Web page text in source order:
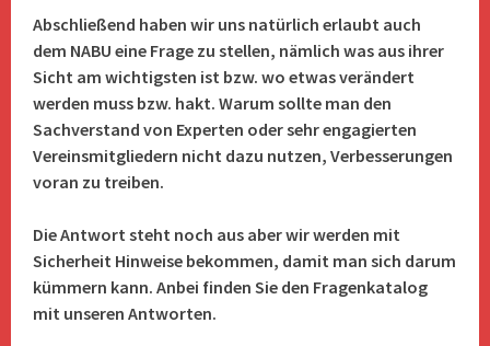
Abschließend haben wir uns natürlich erlaubt auch
dem NABU eine Frage zu stellen, nämlich was aus ihrer
Sicht am wichtigsten ist bzw. wo etwas verändert
werden muss bzw. hakt. Warum sollte man den
Sachverstand von Experten oder sehr engagierten
Vereinsmitgliedern nicht dazu nutzen, Verbesserungen
voran zu treiben.
Die Antwort steht noch aus aber wir werden mit
Sicherheit Hinweise bekommen, damit man sich darum
kümmern kann. Anbei finden Sie den Fragenkatalog
mit unseren Antworten.